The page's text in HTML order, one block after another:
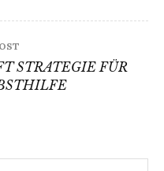
STRATEGIE FÜR